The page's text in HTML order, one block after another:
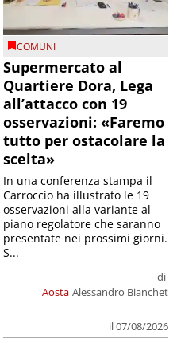
COMUNI
Supermercato al
Quartiere Dora, Lega
all’attacco con 19
osservazioni: «Faremo
tutto per ostacolare la
scelta»
Aosta
di
Alessandro Bianchet
il 07/08/2026
In una conferenza stampa il
Carroccio ha illustrato le 19
osservazioni alla variante al
piano regolatore che saranno
presentate nei prossimi giorni.
S...